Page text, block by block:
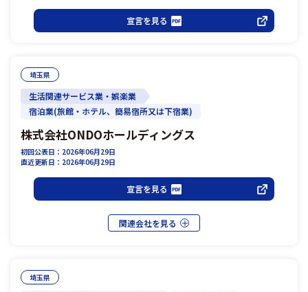
宣言を見る
埼玉県
生活関連サービス業・娯楽業
宿泊業(旅館・ホテル、簡易宿所又は下宿業)
株式会社ONDOホールディングス
初回公表日：2026年06月29日
直近更新日：2026年06月29日
宣言を見る
埼玉県